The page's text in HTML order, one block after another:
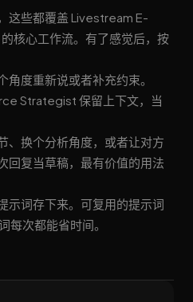
这些都覆盖 Livestream E-
核心工作流。有了感觉后，按
角度重新说或者补充约束。
Strategist 保留上下文，当
、换个分析角度，或者让对方
回复当草稿，最有价值的用法
示词存下来。可复用的提示词
次都能省时间。